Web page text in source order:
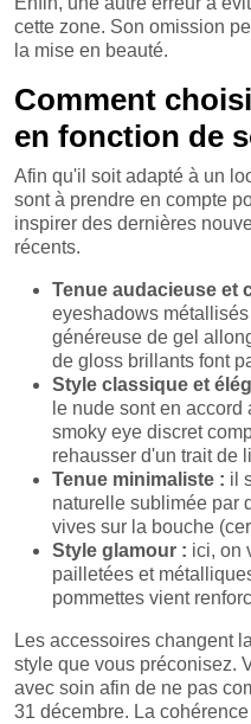
cette zone. Son omission
la mise en beauté.
Comment
en fonction de
Afin qu'il soit adapté à un
sont à prendre en compte
inspirer des dernières
récents.
Tenue audacieuse et
eyeshadows
généreuse de gel
de gloss brillants font
Style classique et
le nude sont en
smoky eye discret
rehausser d'un trait de
Tenue minimaliste : il
naturelle sublimée par
vives sur la bouche
Style glamour : ici, on
pailletées et
pommettes vient
Les accessoires changent
style que vous préconisez.
avec soin afin de ne pas
31 décembre. La